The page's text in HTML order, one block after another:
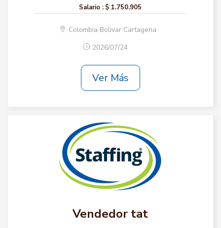
Salario : $ 1.750.905
Colombia Bolivar Cartagena
2026/07/24
Ver Más
Vendedor tat